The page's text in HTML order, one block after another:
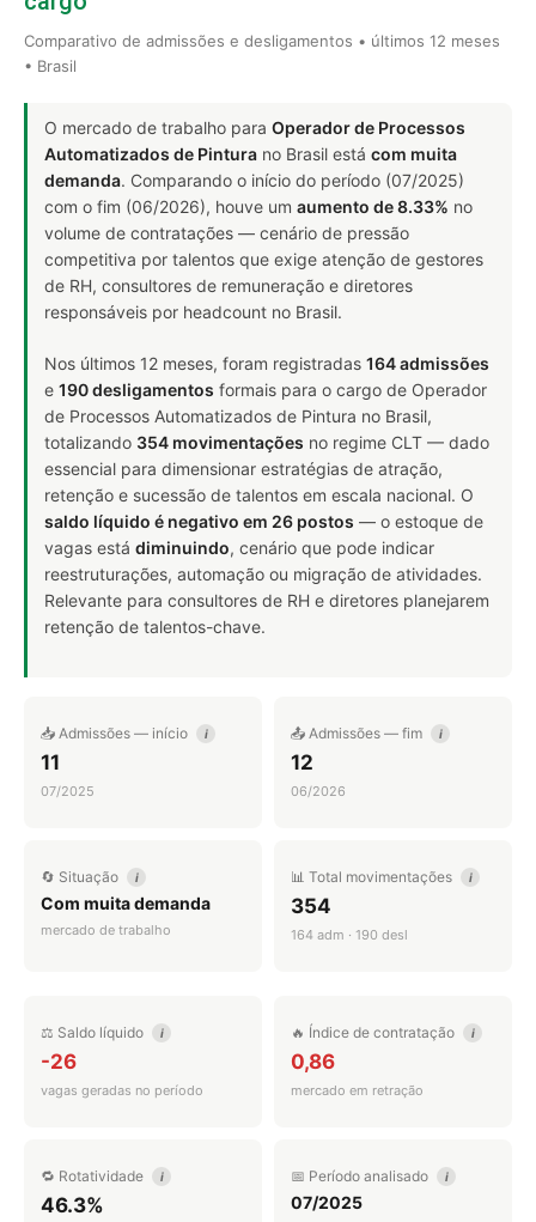
Comparativo de admissões e desligamentos • últimos 12 meses
• Brasil
O mercado de trabalho para Operador de Processos
Automatizados de Pintura no Brasil está com muita
demanda. Comparando o início do período (07/2025)
com o fim (06/2026), houve um aumento de 8.33% no
volume de contratações — cenário de pressão
competitiva por talentos que exige atenção de gestores
de RH, consultores de remuneração e diretores
responsáveis por headcount no Brasil.
Nos últimos 12 meses, foram registradas 164 admissões
e 190 desligamentos formais para o cargo de Operador
de Processos Automatizados de Pintura no Brasil,
totalizando 354 movimentações no regime CLT — dado
essencial para dimensionar estratégias de atração,
retenção e sucessão de talentos em escala nacional. O
saldo líquido é negativo em 26 postos — o estoque de
vagas está diminuindo, cenário que pode indicar
reestruturações, automação ou migração de atividades.
Relevante para consultores de RH e diretores planejarem
retenção de talentos-chave.
📥 Admissões — início i
11
07/2025
📤 Admissões — fim i
12
06/2026
🔄 Situação i
Com muita demanda
mercado de trabalho
📊 Total movimentações i
354
164 adm · 190 desl
⚖️ Saldo líquido i
-26
vagas geradas no período
🔥 Índice de contratação i
0,86
mercado em retração
🔁 Rotatividade i
46.3%
📅 Período analisado i
07/2025